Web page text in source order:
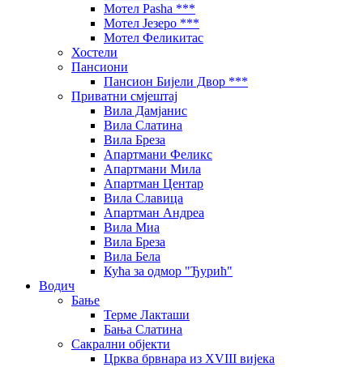
Мотел Pasha ***
Мотел Језеро ***
Мотел Феликитас
Хостели
Пансиони
Пансион Бијели Двор ***
Приватни смјештај
Вила Дамјанис
Вила Слатина
Вила Бреза
Апартмани Феликс
Апартмани Мила
Апартман Центар
Вила Славица
Апартман Андреа
Вила Миа
Вила Бреза
Вила Бела
Кућа за одмор "Ђурић"
Водич
Бање
Терме Лакташи
Бања Слатина
Сакрални објекти
Црква брвнара из XVIII вијека